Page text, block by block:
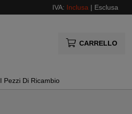
IVA: Inclusa | Esclusa
CARRELLO
I Pezzi Di Ricambio